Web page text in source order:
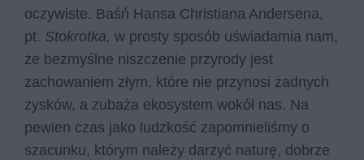
oczywiste. Baśń Hansa Christiana Andersena,
pt. Stokrotka, w prosty sposób uświadamia nam,
że bezmyślne niszczenie przyrody jest
zachowaniem złym, które nie przynosi żadnych
zysków, a zubaża ekosystem wokół nas. Na
pewien czas jako ludzkość zapomnieliśmy o
szacunku, którym należy darzyć naturę, dobrze